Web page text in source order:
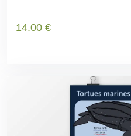
14.00 €